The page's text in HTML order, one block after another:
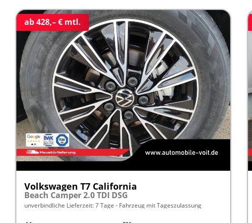
ab 428,– € mtl.
Volkswagen T7 California
Beach Camper 2.0 TDI DSG
unverbindliche Lieferzeit:7 Tage Fahrzeug mit Tageszulassung